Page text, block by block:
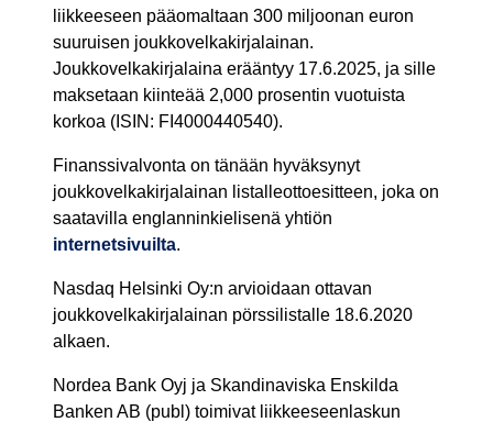
liikkeeseen pääomaltaan 300 miljoonan euron
suuruisen joukkovelkakirjalainan.
Joukkovelkakirjalaina erääntyy 17.6.2025, ja sille
maksetaan kiinteää 2,000 prosentin vuotuista
korkoa (ISIN: FI4000440540).
Finanssivalvonta on tänään hyväksynyt
joukkovelkakirjalainan listalleottoesitteen, joka on
saatavilla englanninkielisenä yhtiön
internetsivuilta.
Nasdaq Helsinki Oy:n arvioidaan ottavan
joukkovelkakirjalainan pörssilistalle 18.6.2020
alkaen.
Nordea Bank Oyj ja Skandinaviska Enskilda
Banken AB (publ) toimivat liikkeeseenlaskun